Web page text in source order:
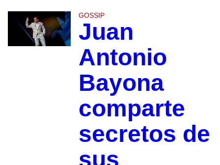
GOSSIP
Juan
Antonio
Bayona
comparte
secretos de
sus